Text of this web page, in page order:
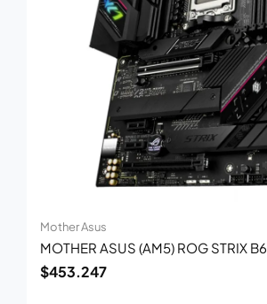
Mother Asus
MOTHER ASUS (AM5) ROG STRIX B6
$453.247